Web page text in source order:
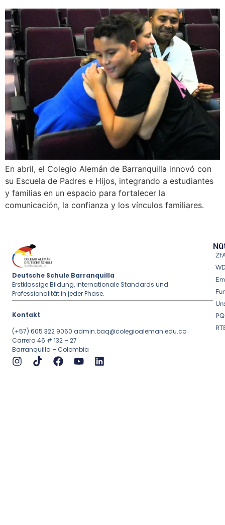
En abril, el Colegio Alemán de Barranquilla innovó con
su Escuela de Padres e Hijos, integrando a estudiantes
y familias en un espacio para fortalecer la
comunicación, la confianza y los vínculos familiares.
Deutsche Schule Barranquilla
Erstklassige Bildung, internationale Standards und
Professionalität in jeder Phase.
Kontakt
(+57) 605 322 9060 admin.baq@colegioaleman.edu.co
Carrera 46 # 132 – 27
Barranquilla – Colombia